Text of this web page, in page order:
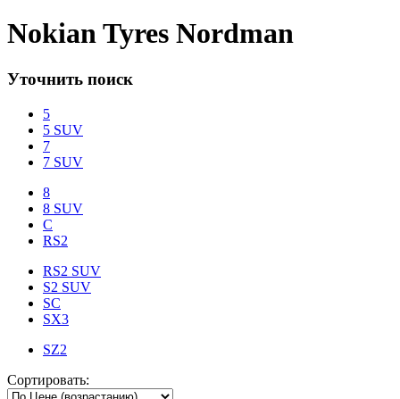
Nokian Tyres Nordman
Уточнить поиск
5
5 SUV
7
7 SUV
8
8 SUV
C
RS2
RS2 SUV
S2 SUV
SC
SX3
SZ2
Сортировать: